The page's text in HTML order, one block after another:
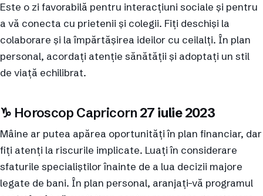
Este o zi favorabilă pentru interacțiuni sociale și pentru
a vă conecta cu prietenii și colegii. Fiți deschiși la
colaborare și la împărtășirea ideilor cu ceilalți. În plan
personal, acordați atenție sănătății și adoptați un stil
de viață echilibrat.
♑︎ Horoscop Capricorn 27 iulie 2023
Mâine ar putea apărea oportunități în plan financiar, dar
fiți atenți la riscurile implicate. Luați în considerare
sfaturile specialiștilor înainte de a lua decizii majore
legate de bani. În plan personal, aranjați-vă programul